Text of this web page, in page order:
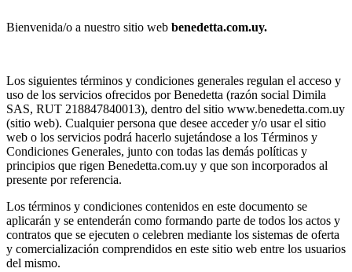
Bienvenida/o a nuestro sitio web benedetta.com.uy.
Los siguientes términos y condiciones generales regulan el acceso y
uso de los servicios ofrecidos por Benedetta (razón social Dimila
SAS, RUT 218847840013), dentro del sitio www.benedetta.com.uy
(sitio web). Cualquier persona que desee acceder y/o usar el sitio
web o los servicios podrá hacerlo sujetándose a los Términos y
Condiciones Generales, junto con todas las demás políticas y
principios que rigen Benedetta.com.uy y que son incorporados al
presente por referencia.
Los términos y condiciones contenidos en este documento se
aplicarán y se entenderán como formando parte de todos los actos y
contratos que se ejecuten o celebren mediante los sistemas de oferta
y comercialización comprendidos en este sitio web entre los usuarios
del mismo.